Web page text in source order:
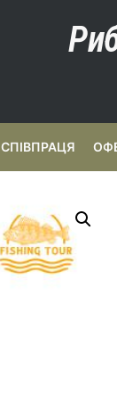
СПІВПРАЦЯ